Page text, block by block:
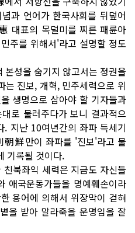
과 언어가 한국사회를 뒤덮어
대표의 목덜미를 찌른 패륜아
주를 위해서'라고 설명할 정도
본성을 숨기지 않고서는 정권을
진보, 개혁, 민주세력으로 위
생명으로 삼아야 할 기자들과
로 불러주다가 보니 결과적으
. 지난 10여년간의 좌파 득세기
鮮만이 좌파를 '진보'라고 불
기록될 것이다.
북좌익 세력은 지금도 자신들
애국운동가들을 명예훼손이라
용어에 의해서 위장막이 걷혀
을 받아 말라죽을 운명임을 잘